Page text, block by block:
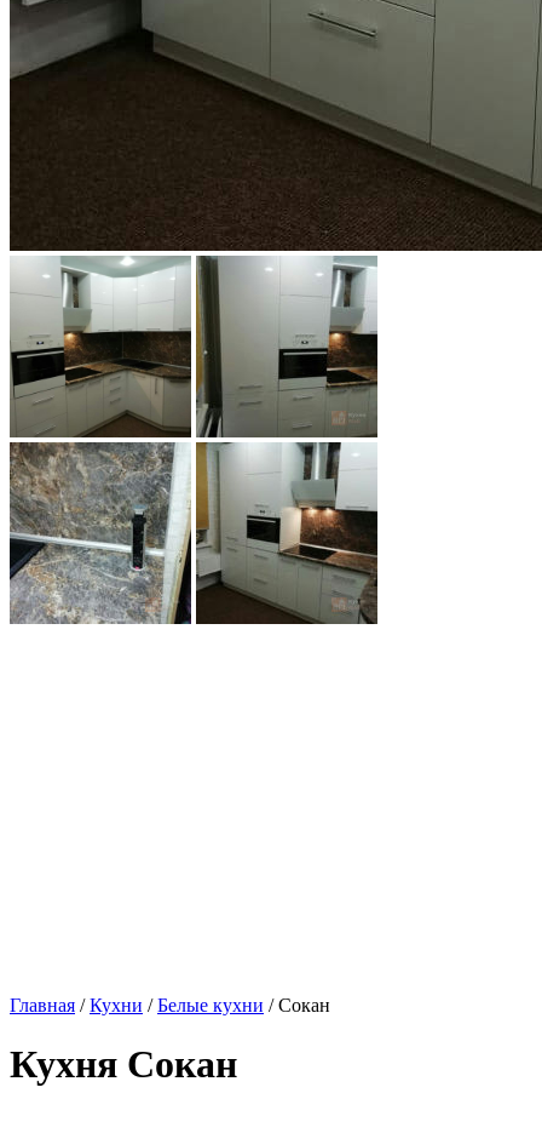
Главная /Кухни /Белые кухни / Сокан
Кухня Сокан